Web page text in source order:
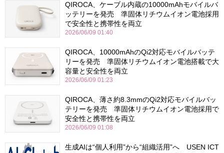
QIROCA、ケーブル内蔵の10000mAhモバイルバ
ッテリーを発売 準固体リチウムイオン電池採用
で安全性と携帯性を両立
2026/06/09 01:40
QIROCA、10000mAhのQi2対応モバイルバッテ
リーを発売 準固体リチウムイオン電池搭載で大
容量と安全性を両立
2026/06/09 01:23
QIROCA、薄さ約8.3mmのQi2対応モバイルバッ
テリーを発売 準固体リチウムイオン電池採用で
安全性と携帯性を両立
2026/06/09 01:08
生成AIは“個人利用”から“組織活用”へ USEN ICT